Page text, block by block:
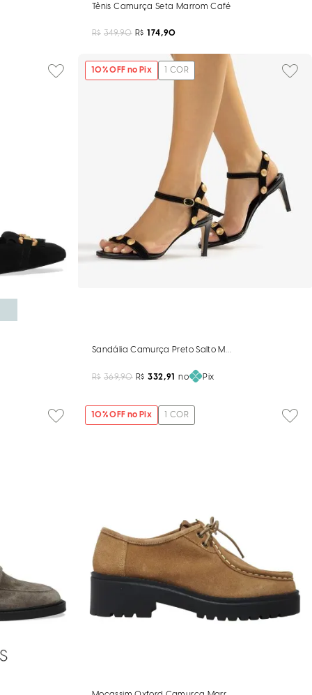
Tênis Camurça Seta Marrom Café
R$ 349,90 R$ 174,90
10% OFF no Pix 1 COR
Sandália Camurça Preto Salto Médio Tachas
R$ 369,90 R$ 332,91 no Pix
10% OFF no Pix 1 COR